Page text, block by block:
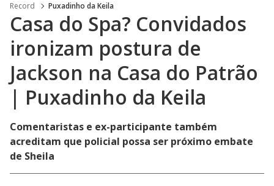
Record Puxadinho da Keila
Casa do Spa? Convidados
ironizam postura de
Jackson na Casa do Patrão
| Puxadinho da Keila
Comentaristas e ex-participante também
acreditam que policial possa ser próximo embate
de Sheila